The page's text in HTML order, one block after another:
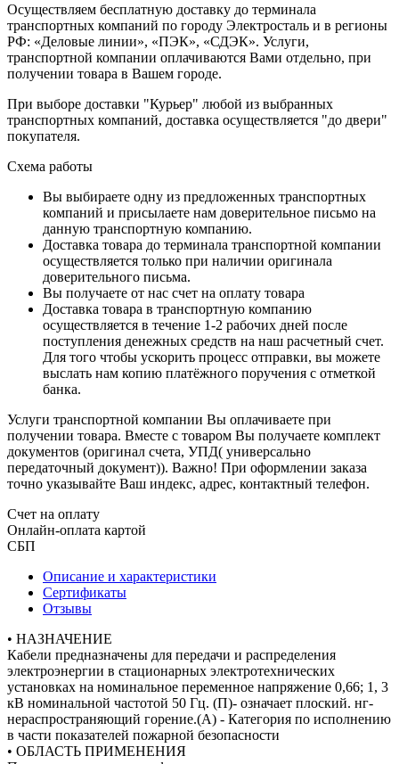
Осуществляем бесплатную доставку до терминала
транспортных компаний по городу Электросталь и в регионы
РФ: «Деловые линии», «ПЭК», «СДЭК». Услуги,
транспортной компании оплачиваются Вами отдельно, при
получении товара в Вашем городе.
При выборе доставки "Курьер" любой из выбранных
транспортных компаний, доставка осуществляется "до двери"
покупателя.
Схема работы
Вы выбираете одну из предложенных транспортных
компаний и присылаете нам доверительное письмо на
данную транспортную компанию.
Доставка товара до терминала транспортной компании
осуществляется только при наличии оригинала
доверительного письма.
Вы получаете от нас счет на оплату товара
Доставка товара в транспортную компанию
осуществляется в течение 1-2 рабочих дней после
поступления денежных средств на наш расчетный счет.
Для того чтобы ускорить процесс отправки, вы можете
выслать нам копию платёжного поручения с отметкой
банка.
Услуги транспортной компании Вы оплачиваете при
получении товара. Вместе с товаром Вы получаете комплект
документов (оригинал счета, УПД( универсально
передаточный документ)). Важно! При оформлении заказа
точно указывайте Ваш индекс, адрес, контактный телефон.
Счет на оплату
Онлайн-оплата картой
СБП
Описание и характеристики
Сертификаты
Отзывы
• НАЗНАЧЕНИЕ
Кабели предназначены для передачи и распределения
электроэнергии в стационарных электротехнических
установках на номинальное переменное напряжение 0,66; 1, 3
кВ номинальной частотой 50 Гц. (П)- означает плоский. нг-
нераспространяющий горение.(А) - Категория по исполнению
в части показателей пожарной безопасности
• ОБЛАСТЬ ПРИМЕНЕНИЯ